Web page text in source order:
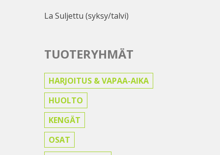
La Suljettu (syksy/talvi)
TUOTERYHMÄT
HARJOITUS & VAPAA-AIKA
HUOLTO
KENGÄT
OSAT